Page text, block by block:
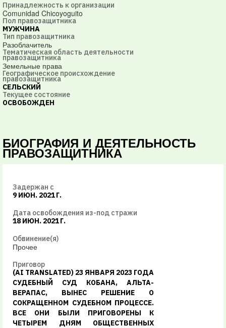
Принадлежность к организации
Comunidad Chicoyoguito
Пол правозащитника
МУЖЧИНА
Тип правозащитника
Разоблачитель
Тематическая область деятельности
правозащитника
Земельные права
Географическое происхождение
правозащитника
CЕЛЬСКИЙ
Текущее состояние
ОСВОБОЖДЕН
БИОГРАФИЯ И ДЕЯТЕЛЬНОСТЬ
ПРАВОЗАЩИТНИКА
Задержан с
9 ИЮН. 2021 Г.
Дата освобождения из-под стражи
18 ИЮН. 2021 Г.
Обвинение(я)
Прочее
Приговор
(AI TRANSLATED) 23 ЯНВАРЯ 2023 ГОДА
СУДЕБНЫЙ СУД КОБАНА, АЛЬТА-
ВЕРАПАС, ВЫНЕС РЕШЕНИЕ О
СОКРАЩЕННОМ СУДЕБНОМ ПРОЦЕССЕ.
ВСЕ ОНИ БЫЛИ ПРИГОВОРЕНЫ К
ЧЕТЫРЕМ ДНЯМ ОБЩЕСТВЕННЫХ